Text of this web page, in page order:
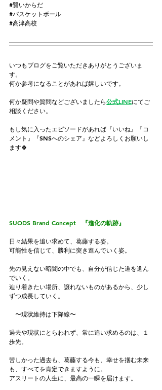
#賢いからだ
#バスケットボール
#高津高校
いつもブログをご覧いただきありがとうございま
す。
何か参考になることがあれば嬉しいです。
何か疑問や質問などございましたら公式LINEにてご
相談ください。
もし気に入ったエピソードがあれば『いいね』『コ
メント』『SNSへのシェア』などよろしくお願いし
ます🍀
SUODS Brand Concept　『進化の軌跡』
日々結果を追い求めて、葛藤する姿。
可能性を信じて、勝利に突き進んでいく姿。
先の見えない暗闇の中でも、自分が信じた道を進ん
でいく。
辿り着きたい場所、譲れないものがあるから、少し
ずつ成長していく。
〜現状維持は下降線〜
過去や現状にとらわれず、常に追い求めるのは、１
歩先。
苦しかった過去も、葛藤する今も、幸せを掴む未来
も、すべてを肯定できますように。
アスリートの人生に、最高の一瞬を届けます。